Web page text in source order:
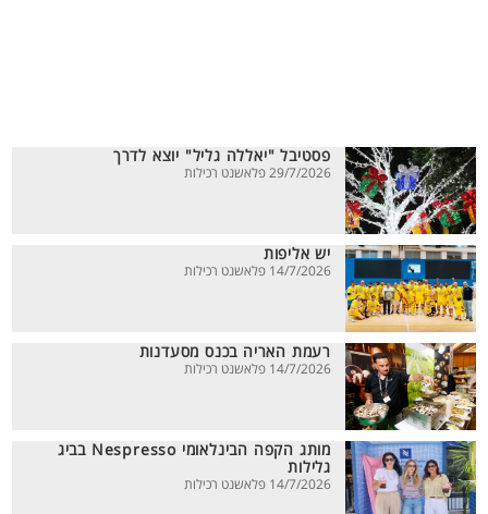
פסטיבל "יאללה גליל" יוצא לדרך
29/7/2026 פלאשנט רכילות
יש אליפות
14/7/2026 פלאשנט רכילות
רעמת האריה בכנס מסעדנות
14/7/2026 פלאשנט רכילות
מותג הקפה הבינלאומי Nespresso בביג
גלילות
14/7/2026 פלאשנט רכילות